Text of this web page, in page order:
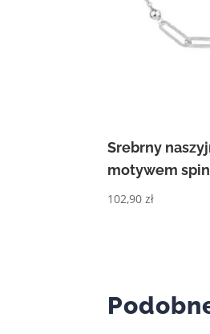
Srebrny
motywem
102,90zł